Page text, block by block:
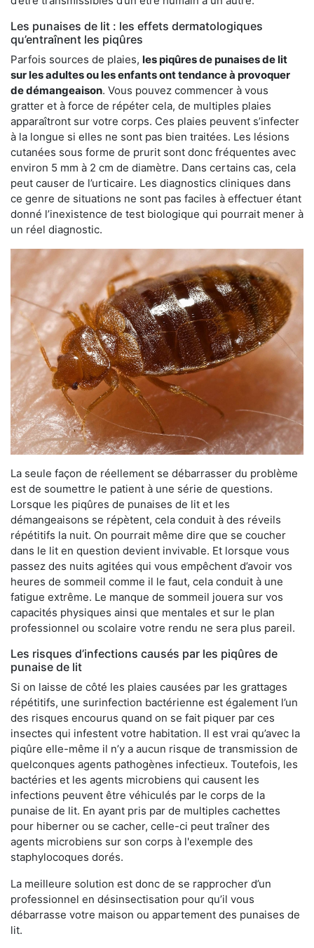
Les punaises de lit : les effets dermatologiques
qu’entraînent les piqûres
Parfois sources de plaies, les piqûres de punaises de lit
sur les adultes ou les enfants ont tendance à provoquer
de démangeaison. Vous pouvez commencer à vous
gratter et à force de répéter cela, de multiples plaies
apparaîtront sur votre corps. Ces plaies peuvent s’infecter
à la longue si elles ne sont pas bien traitées. Les lésions
cutanées sous forme de prurit sont donc fréquentes avec
environ 5 mm à 2 cm de diamètre. Dans certains cas, cela
peut causer de l’urticaire. Les diagnostics cliniques dans
ce genre de situations ne sont pas faciles à effectuer étant
donné l’inexistence de test biologique qui pourrait mener à
un réel diagnostic.
La seule façon de réellement se débarrasser du problème
est de soumettre le patient à une série de questions.
Lorsque les piqûres de punaises de lit et les
démangeaisons se répètent, cela conduit à des réveils
répétitifs la nuit. On pourrait même dire que se coucher
dans le lit en question devient invivable. Et lorsque vous
passez des nuits agitées qui vous empêchent d’avoir vos
heures de sommeil comme il le faut, cela conduit à une
fatigue extrême. Le manque de sommeil jouera sur vos
capacités physiques ainsi que mentales et sur le plan
professionnel ou scolaire votre rendu ne sera plus pareil.
Les risques d’infections causés par les piqûres de
punaise de lit
Si on laisse de côté les plaies causées par les grattages
répétitifs, une surinfection bactérienne est également l’un
des risques encourus quand on se fait piquer par ces
insectes qui infestent votre habitation. Il est vrai qu’avec la
piqûre elle-même il n’y a aucun risque de transmission de
quelconques agents pathogènes infectieux. Toutefois, les
bactéries et les agents microbiens qui causent les
infections peuvent être véhiculés par le corps de la
punaise de lit. En ayant pris par de multiples cachettes
pour hiberner ou se cacher, celle-ci peut traîner des
agents microbiens sur son corps à l'exemple des
staphylocoques dorés.
La meilleure solution est donc de se rapprocher d’un
professionnel en désinsectisation pour qu’il vous
débarrasse votre maison ou appartement des punaises de
lit.